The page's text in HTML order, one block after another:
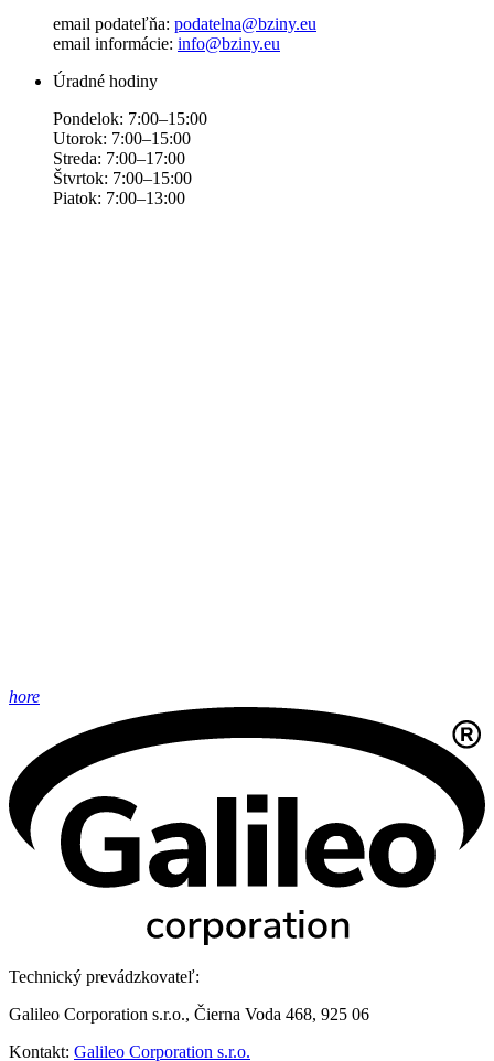
email podateľňa: podatelna@bziny.eu
email informácie: info@bziny.eu
Úradné hodiny
Pondelok: 7:00–15:00
Utorok: 7:00–15:00
Streda: 7:00–17:00
Štvrtok: 7:00–15:00
Piatok: 7:00–13:00
hore
Technický prevádzkovateľ:
Galileo Corporation s.r.o., Čierna Voda 468, 925 06
Kontakt: Galileo Corporation s.r.o.